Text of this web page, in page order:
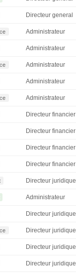
Directeur general
Administrateur
Administrateur
Administrateur
Administrateur
Administrateur
Directeur financier
Directeur financier
Directeur financier
Directeur financier
Directeur juridique
Administrateur
Directeur juridique
Directeur juridique
Directeur juridique
Directeur juridique